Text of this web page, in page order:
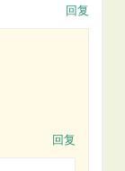
回复
回复